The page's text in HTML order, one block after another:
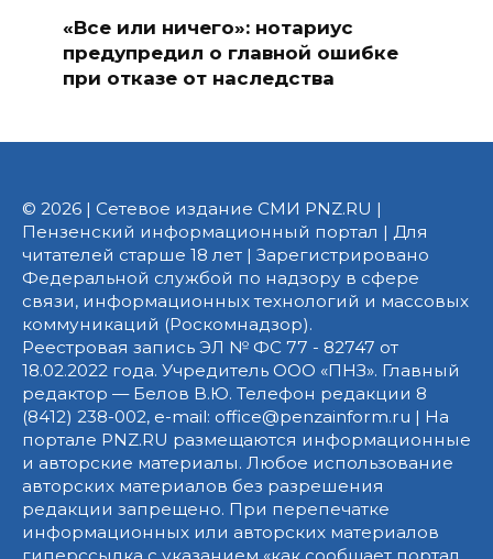
«Все или ничего»: нотариус
предупредил о главной ошибке
при отказе от наследства
© 2026 | Сетевое издание СМИ PNZ.RU |
Пензенский информационный портал | Для
читателей старше 18 лет | Зарегистрировано
Федеральной службой по надзору в сфере
связи, информационных технологий и массовых
коммуникаций (Роскомнадзор).
Реестровая запись ЭЛ № ФС 77 - 82747 от
18.02.2022 года. Учредитель ООО «ПНЗ». Главный
редактор — Белов В.Ю. Телефон редакции 8
(8412) 238-002, e-mail: office@penzainform.ru | На
портале PNZ.RU размещаются информационные
и авторские материалы. Любое использование
авторских материалов без разрешения
редакции запрещено. При перепечатке
информационных или авторских материалов